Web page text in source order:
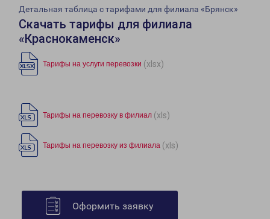
Детальная таблица с тарифами для филиала «Брянск»
Скачать тарифы для филиала
«Краснокаменск»
Тарифы на услуги перевозки (xlsx)
Тарифы на перевозку в филиал (xls)
Тарифы на перевозку из филиала (xls)
Оформить заявку